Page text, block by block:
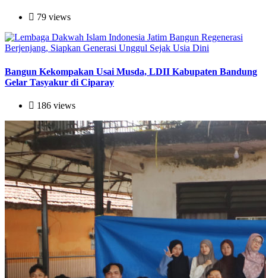
79 views
Bangun Kekompakan Usai Musda, LDII Kabupaten Bandung
Gelar Tasyakur di Ciparay
186 views